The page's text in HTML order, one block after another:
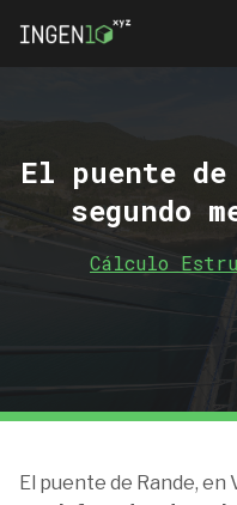
El puente
segundo
Cálculo
El puente de Rande,